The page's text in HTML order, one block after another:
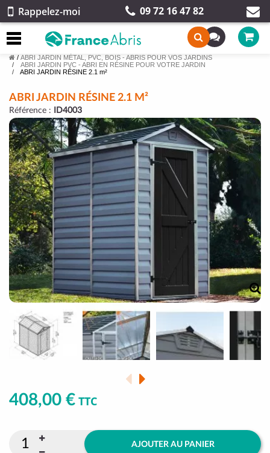
Rappelez-moi 09 72 16 47 82
/ ABRI JARDIN MÉTAL, PVC, BOIS - ABRIS POUR VOS JARDINS
ABRI JARDIN PVC - ABRI EN RÉSINE POUR VOTRE JARDIN
ABRI JARDIN RÉSINE 2.1 m²
ABRI JARDIN RÉSINE 2.1 M²
Référence : ID4003
408,00 € TTC
AJOUTER AU PANIER